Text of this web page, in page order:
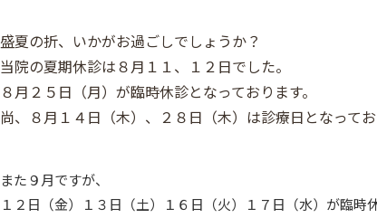
盛夏の折、いかがお過ごしでしょうか？
当院の夏期休診は８月１１、１２日でした。
８月２５日（月）が臨時休診となっております。
尚、８月１４日（木）、２８日（木）は診療日となって
また９月ですが、
１２日（金）１３日（土）１６日（火）１７日（水）が臨時